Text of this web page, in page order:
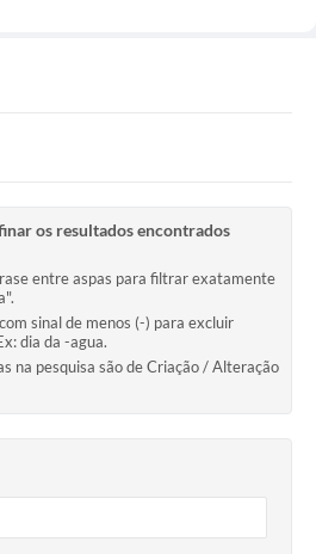
os resultados encontrados
entre aspas para filtrar exatamente
sinal de menos (-) para excluir
dia da -agua.
na pesquisa são de Criação / Alteração